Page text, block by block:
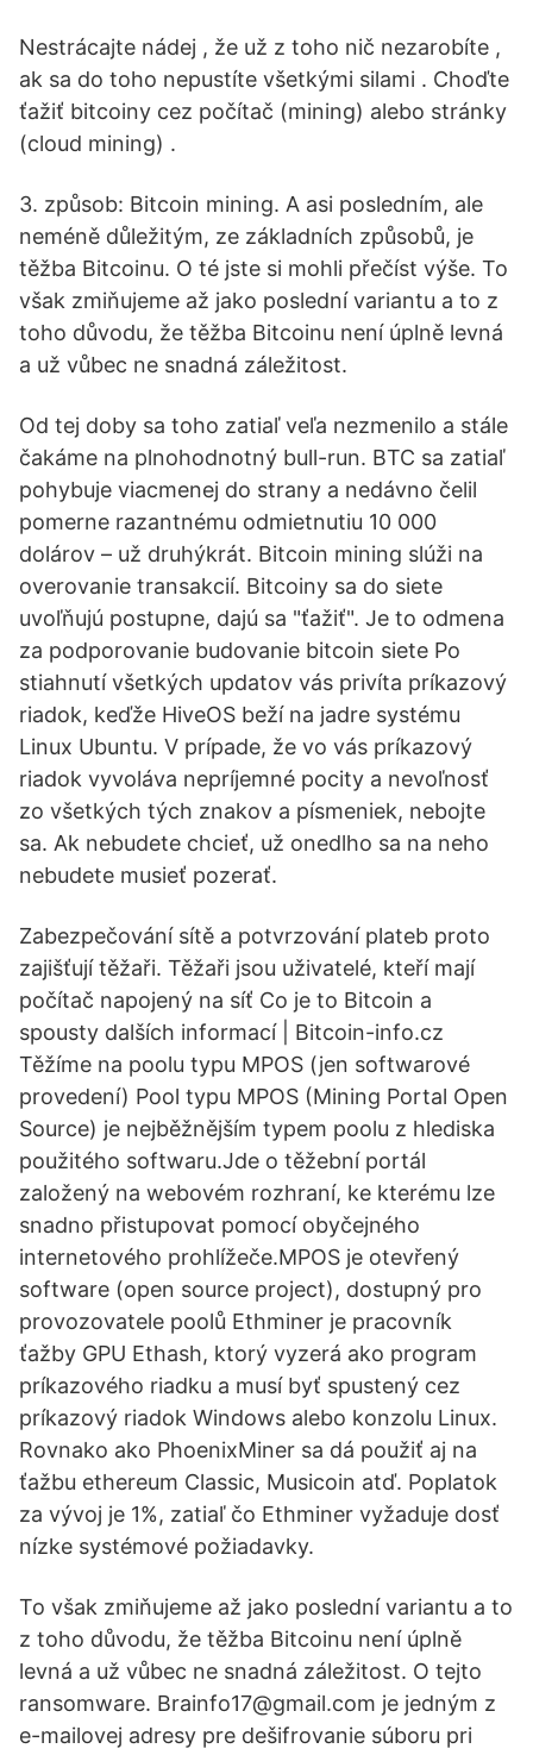
Nestrácajte nádej , že už z toho nič nezarobíte ,
ak sa do toho nepustíte všetkými silami . Choďte
ťažiť bitcoiny cez počítač (mining) alebo stránky
(cloud mining) .
3. způsob: Bitcoin mining. A asi posledním, ale
neméně důležitým, ze základních způsobů, je
těžba Bitcoinu. O té jste si mohli přečíst výše. To
však zmiňujeme až jako poslední variantu a to z
toho důvodu, že těžba Bitcoinu není úplně levná
a už vůbec ne snadná záležitost.
Od tej doby sa toho zatiaľ veľa nezmenilo a stále
čakáme na plnohodnotný bull-run. BTC sa zatiaľ
pohybuje viacmenej do strany a nedávno čelil
pomerne razantnému odmietnutiu 10 000
dolárov – už druhýkrát. Bitcoin mining slúži na
overovanie transakcií. Bitcoiny sa do siete
uvoľňujú postupne, dajú sa "ťažiť". Je to odmena
za podporovanie budovanie bitcoin siete Po
stiahnutí všetkých updatov vás privíta príkazový
riadok, keďže HiveOS beží na jadre systému
Linux Ubuntu. V prípade, že vo vás príkazový
riadok vyvoláva nepríjemné pocity a nevoľnosť
zo všetkých tých znakov a písmeniek, nebojte
sa. Ak nebudete chcieť, už onedlho sa na neho
nebudete musieť pozerať.
Zabezpečování sítě a potvrzování plateb proto
zajišťují těžaři. Těžaři jsou uživatelé, kteří mají
počítač napojený na síť Co je to Bitcoin a
spousty dalších informací | Bitcoin-info.cz
Těžíme na poolu typu MPOS (jen softwarové
provedení) Pool typu MPOS (Mining Portal Open
Source) je nejběžnějším typem poolu z hlediska
použitého softwaru.Jde o těžební portál
založený na webovém rozhraní, ke kterému lze
snadno přistupovat pomocí obyčejného
internetového prohlížeče.MPOS je otevřený
software (open source project), dostupný pro
provozovatele poolů Ethminer je pracovník
ťažby GPU Ethash, ktorý vyzerá ako program
príkazového riadku a musí byť spustený cez
príkazový riadok Windows alebo konzolu Linux.
Rovnako ako PhoenixMiner sa dá použiť aj na
ťažbu ethereum Classic, Musicoin atď. Poplatok
za vývoj je 1%, zatiaľ čo Ethminer vyžaduje dosť
nízke systémové požiadavky.
To však zmiňujeme až jako poslední variantu a to
z toho důvodu, že těžba Bitcoinu není úplně
levná a už vůbec ne snadná záležitost. O tejto
ransomware. Brainfo17@gmail.com je jedným z
e-mailovej adresy pre dešifrovanie súboru pri